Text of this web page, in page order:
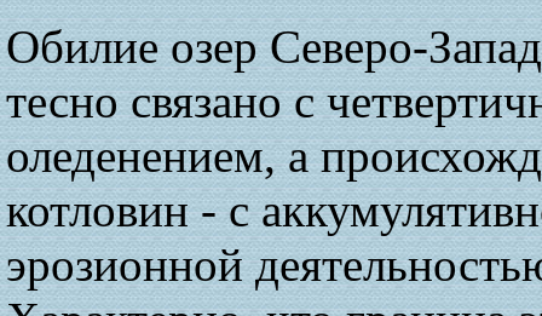
Обилие озер Северо-
тесно связано с
оледенением, а
котловин - с
эрозионной